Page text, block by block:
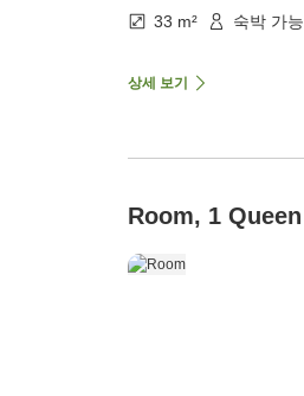
33 m² 숙박 가
상세 보기
Room, 1